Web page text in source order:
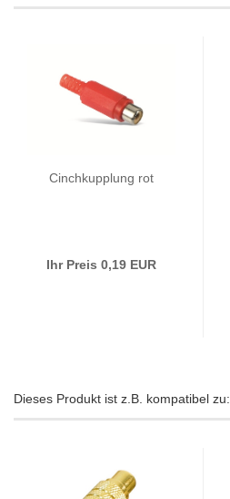
Cinchkupplung rot
Ihr Preis 0,19 EUR
Dieses Produkt ist z.B. kompatibel zu: